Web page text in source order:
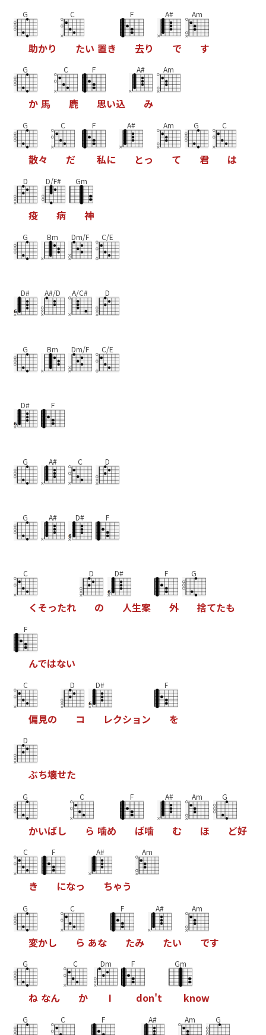
G
助かり
C
たい 置き
F
去り
A#
で
Am
す
G
か 馬
C
鹿
F
思い込
A#
み
Am
G
散々
C
だ
F
私に
A#
とっ
Am
て
G
君
C
は
D
疫
D/F#
病
Gm
神
G Bm Dm/F C/E
D# A#/D A/C# D
G Bm Dm/F C/E
D# F
G A# C D
G A# D# F
C
く そったれ
D
の
D#
人生案
F
外
G
捨てたも
F
んではない
C
偏見の
D
コ
D#
レクショ ン
F
を
D
ぶち壊せた
G
かいばし
C
ら 噛め
F
ば噛
A#
む
Am
ほ
G
ど好
C
き
F
になっ
A#
ちゃう
Am
G
変かし
C
ら あな
F
たみ
A#
たい
Am
です
G
ね なん
C
か
Dm
I
F
don't
Gm
know
G C F A# Am G